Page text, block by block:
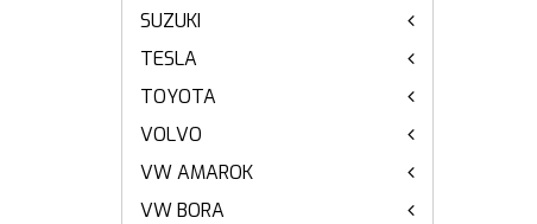
SUZUKI
TESLA
TOYOTA
VOLVO
VW AMAROK
VW BORA